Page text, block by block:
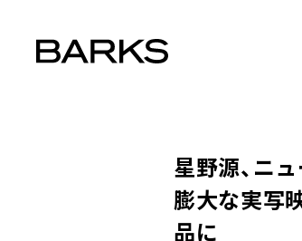
星野源、ニ
膨大な実写
品に